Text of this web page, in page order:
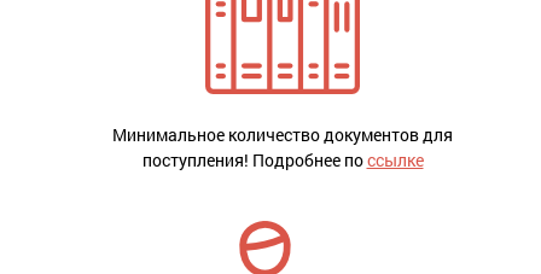
Минимальное количество документов для
поступления! Подробнее поссылке